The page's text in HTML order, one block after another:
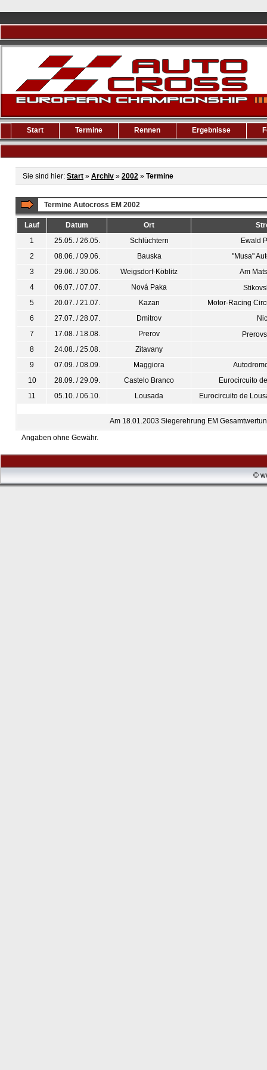
Start Termine Rennen Ergebnisse
Sie sind hier: Start » Archiv » 2002 » Termine
Termine Autocross EM 2002
Lauf Datum Ort
1
25.05. / 26.05. Schlüchtern
Ewald
2
08.06. / 09.06. Bauska
"Musa"
3
29.06. / 30.06. Weigsdorf-Köblitz
Am
4
06.07. / 07.07. Nová Paka
5
20.07. / 21.07. Kazan
Motor-Racing
6
27.07. / 28.07. Dmitrov
7
17.08. / 18.08. Prerov
8
24.08. / 25.08.
Zitavany
9
07.09. / 08.09. Maggiora
10
28.09. / 29.09. Castelo Branco
Eurocircuito
11
05.10. / 06.10. Lousada Eurocircuito de
Am 18.01.2003 Siegerehrung EM
Angaben ohne Gewähr.
©